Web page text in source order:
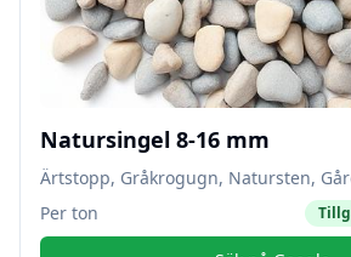
Natursingel 8-16 mm
Ärtstopp, Gråkrogugn, Natursten,
Per ton